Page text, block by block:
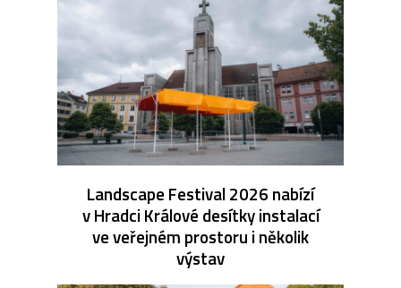
Landscape Festival 2026 nabízí
v Hradci Králové desítky instalací
ve veřejném prostoru i několik
výstav